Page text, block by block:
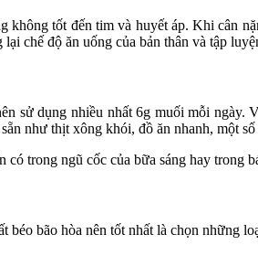
không tốt đến tim và huyết áp. Khi cân
chế độ ăn uống của bản thân và tập
sử dụng nhiều nhất 6g muối mỗi
như thịt xông khói, đồ ăn nhanh, một
có trong ngũ cốc của bữa sáng hay trong
béo bão hòa nên tốt nhất là chọn những